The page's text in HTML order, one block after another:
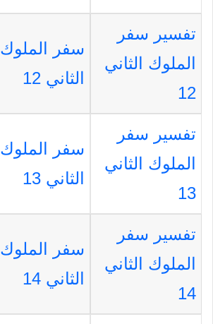
تفسير سفر
الملوك الثاني
12
سفر الملوك
الثاني 12
تفسير سفر
الملوك الثاني
13
سفر الملوك
الثاني 13
تفسير سفر
الملوك الثاني
14
سفر الملوك
الثاني 14